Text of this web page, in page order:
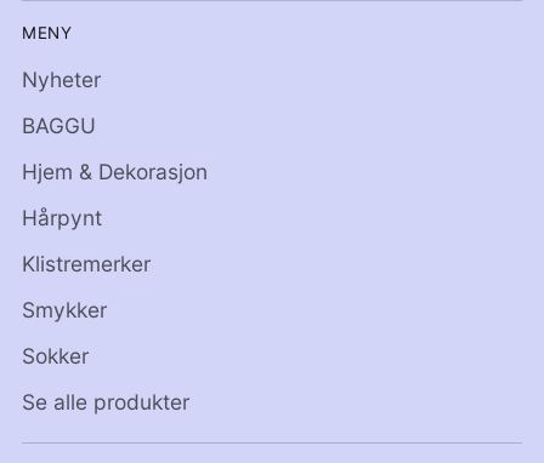
MENY
Nyheter
BAGGU
Hjem & Dekorasjon
Hårpynt
Klistremerker
Smykker
Sokker
Se alle produkter